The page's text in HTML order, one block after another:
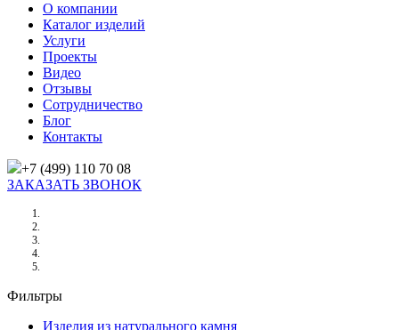
О компании
Каталог изделий
Услуги
Проекты
Видео
Отзывы
Сотрудничество
Блог
Контакты
+7 (499) 110 70 08
ЗАКАЗАТЬ ЗВОНОК
Фильтры
Изделия из натурального камня